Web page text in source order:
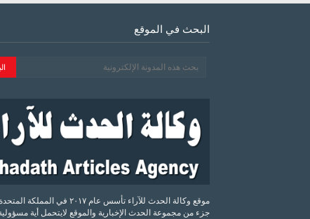
البحث في الموقع
موقع وكالة الحدث للآراء تأسس عام ٢٠١٧ في
جزء من مجموعة الحدث الإخبارية والموقع لايتحمل أية